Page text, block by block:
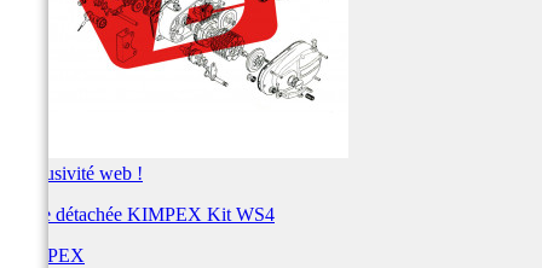
Exclusivité web !
Pièce détachée KIMPEX Kit WS4
KIMPEX